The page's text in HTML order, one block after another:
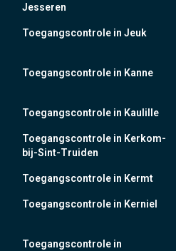
Jesseren
Toegangscontrole in Jeuk
Toegangscontrole in Kanne
Toegangscontrole in Kaulille
Toegangscontrole in Kerkom-
bij-Sint-Truiden
Toegangscontrole in Kermt
Toegangscontrole in Kerniel
Toegangscontrole in